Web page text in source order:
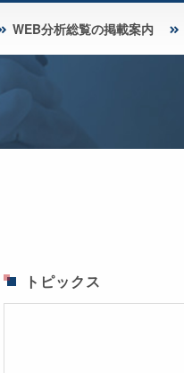
WEB分析総覧の掲載案内
トピックス